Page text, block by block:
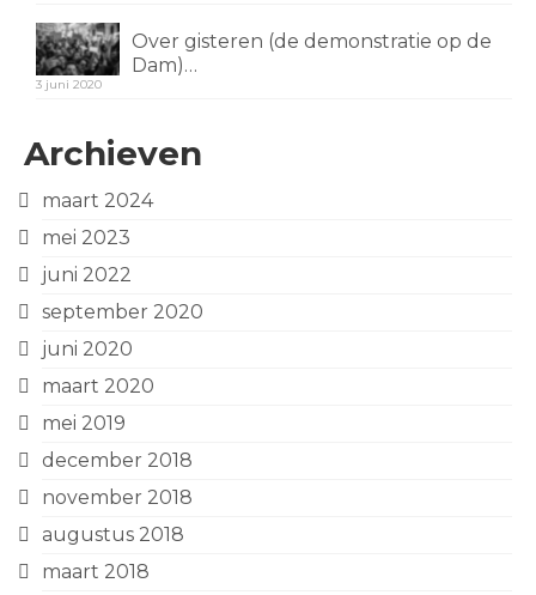
Over gisteren (de demonstratie op de
Dam)…
3 juni 2020
Archieven
maart 2024
mei 2023
juni 2022
september 2020
juni 2020
maart 2020
mei 2019
december 2018
november 2018
augustus 2018
maart 2018